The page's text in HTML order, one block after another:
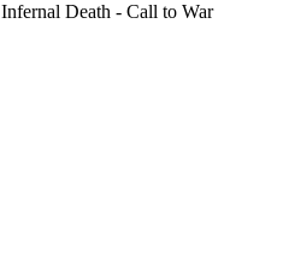
Infernal Death - Call to War